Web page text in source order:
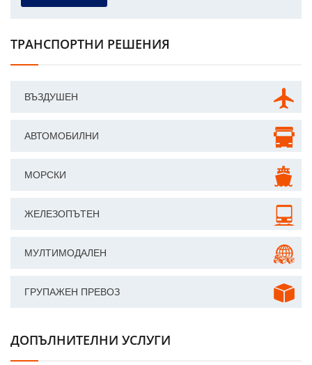
ТРАНСПОРТНИ РЕШЕНИЯ
ВЪЗДУШЕН
АВТОМОБИЛНИ
МОРСКИ
ЖЕЛЕЗОПЪТЕН
МУЛТИМОДАЛЕН
ГРУПАЖЕН ПРЕВОЗ
ДОПЪЛНИТЕЛНИ УСЛУГИ